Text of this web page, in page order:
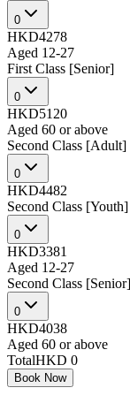
0
HKD4278
Aged 12-27
First Class [Senior]
0
HKD5120
Aged 60 or above
Second Class [Adult]
0
HKD4482
Second Class [Youth]
0
HKD3381
Aged 12-27
Second Class [Senior]
0
HKD4038
Aged 60 or above
TotalHKD 0
Book Now